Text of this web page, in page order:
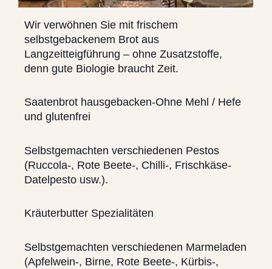
Wir verwöhnen Sie mit frischem
selbstgebackenem Brot aus
Langzeitteigführung – ohne Zusatzstoffe,
denn gute Biologie braucht Zeit.
Saatenbrot hausgebacken-Ohne Mehl / Hefe
und glutenfrei
Selbstgemachten verschiedenen Pestos
(Ruccola-, Rote Beete-, Chilli-, Frischkäse-
Datelpesto usw.).
Kräuterbutter Spezialitäten
Selbstgemachten verschiedenen Marmeladen
(Apfelwein-, Birne, Rote Beete-, Kürbis-,